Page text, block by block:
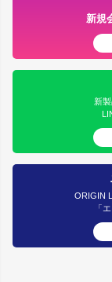
新規
新
ORIGIN
「